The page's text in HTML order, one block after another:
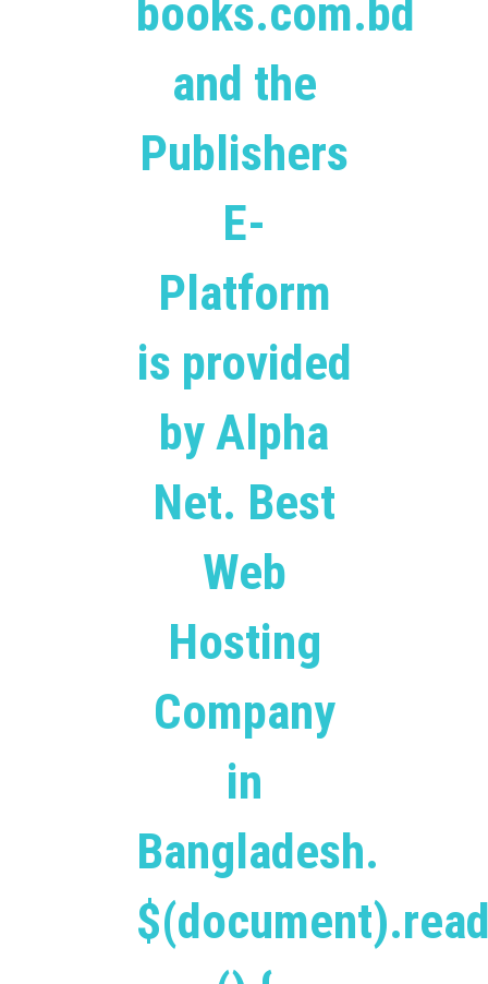
books.com.bd
and the
Publishers
E-
Platform
is provided
by Alpha
Net. Best
Web
Hosting
Company
in
Bangladesh.